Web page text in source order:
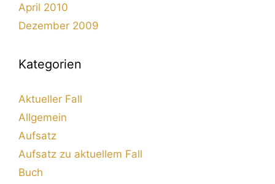
April 2010
Dezember 2009
Kategorien
Aktueller Fall
Allgemein
Aufsatz
Aufsatz zu aktuellem Fall
Buch